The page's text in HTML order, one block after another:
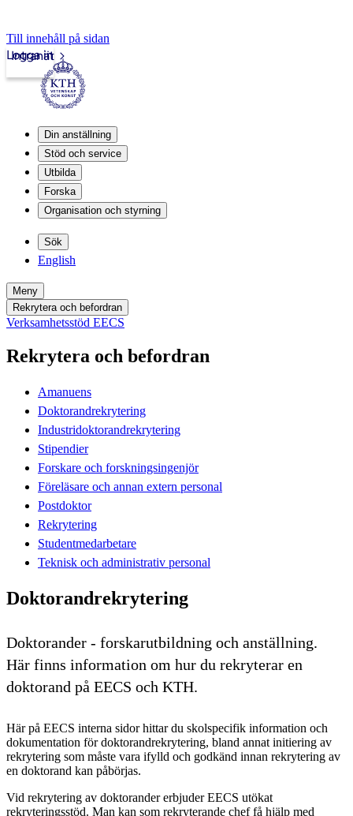
Till innehåll på sidan
Intranät
Logga in
Din anställning
Stöd och service
Utbilda
Forska
Organisation och styrning
Sök
English
Meny
Rekrytera och befordran
Verksamhetsstöd EECS
Rekrytera och befordran
Amanuens
Doktorandrekrytering
Industridoktorandrekrytering
Stipendier
Forskare och forskningsingenjör
Föreläsare och annan extern personal
Postdoktor
Rekrytering
Studentmedarbetare
Teknisk och administrativ personal
Doktorandrekrytering
Doktorander - forskarutbildning och anställning.
Här finns information om hur du rekryterar en
doktorand på EECS och KTH.
Här på EECS interna sidor hittar du skolspecifik information och
dokumentation för doktorandrekrytering, bland annat initiering av
rekrytering som måste vara ifylld och godkänd innan rekrytering av
en doktorand kan påbörjas.
Vid rekrytering av doktorander erbjuder EECS utökat
rekryteringsstöd. Man kan som rekryterande chef få hjälp med